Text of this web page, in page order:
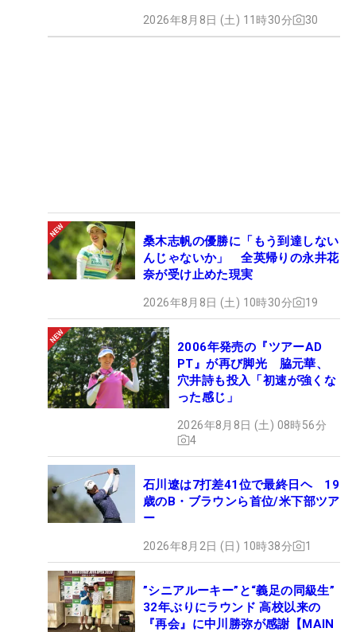
2026年8月8日 (土) 11時30分 30
桑木志帆の優勝に「もう到達しない
んじゃないか」 全英帰りの永井花
奈が受け止めた現実
2026年8月8日 (土) 10時30分 19
2006年発売の『ツアーAD
PT』が再び脚光 脇元華、
穴井詩も投入「初速が強くな
った感じ」
2026年8月8日 (土) 08時56分
4
石川遼は7打差41位で最終日ヘ 19
歳のB・ブラウンら首位/米下部ツア
ー
2026年8月2日 (日) 10時38分 1
”シニアルーキー”と“義足の同級生”
32年ぶりにラウンド 高校以来の
『再会』に中川勝弥が感謝【MAIN